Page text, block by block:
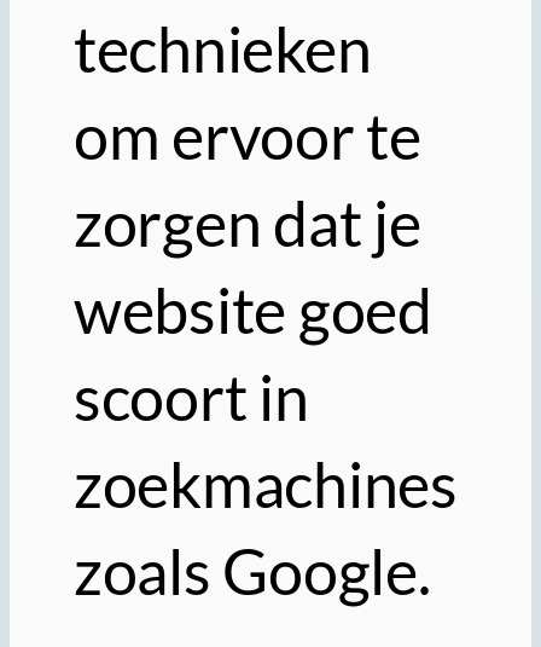
technieken
om ervoor te
zorgen dat je
website goed
scoort in
zoekmachines
zoals Google.